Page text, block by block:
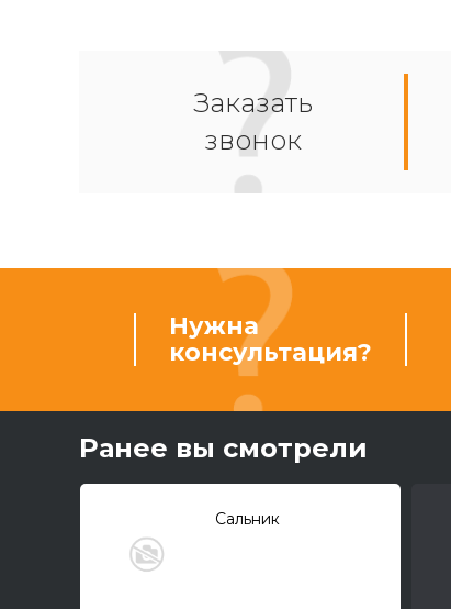
Заказать
звонок
Нужна
консультация?
Ранее вы смотрели
Сальник